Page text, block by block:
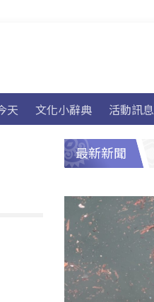
天 文化小辭典 活動訊息
最新新聞